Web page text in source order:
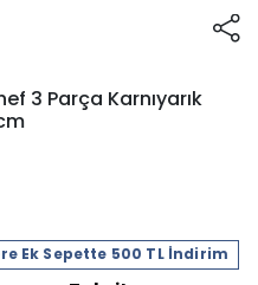
3 Parça Karnıyarık
Ek Sepette 500 TL İndirim